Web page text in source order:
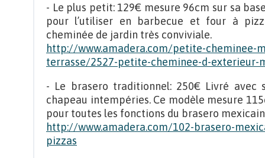
- Le plus petit: 129€ mesure 96cm sur sa
pour l’utiliser en barbecue et four à
cheminée de jardin très conviviale.
http://www.amadera.com/petite-cheminee-
terrasse/2527-petite-cheminee-d-exterieur-
- Le brasero traditionnel: 250€ Livré avec
chapeau intempéries. Ce modèle mesure
pour toutes les fonctions du brasero mexicain
http://www.amadera.com/102-brasero-
pizzas